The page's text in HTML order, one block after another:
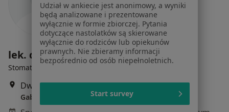
lek. dent. Sławomir Żuk
Stomatolog
Dworcowa 39, Chełmno•Mapa
Gabinet Stomatologiczny
Udział w ankiecie jest anonimowy, a wyniki
będą analizowane i prezentowane
wyłącznie w formie zbiorczej. Pytania
dotyczące nastolatków są skierowane
wyłącznie do rodziców lub opiekunów
prawnych. Nie zbieramy informacji
bezpośrednio od osób niepełnoletnich.
Start survey